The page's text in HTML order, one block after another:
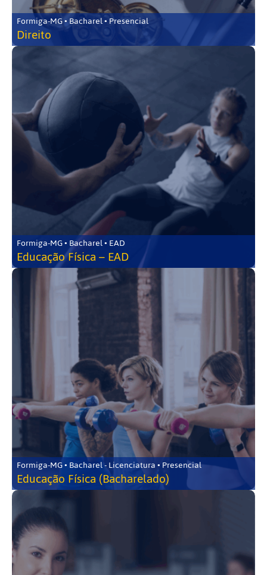
Formiga-MG • Bacharel • Presencial
Direito
Formiga-MG • Bacharel • EAD
Educação Física – EAD
Formiga-MG • Bacharel - Licenciatura • Presencial
Educação Física (Bacharelado)